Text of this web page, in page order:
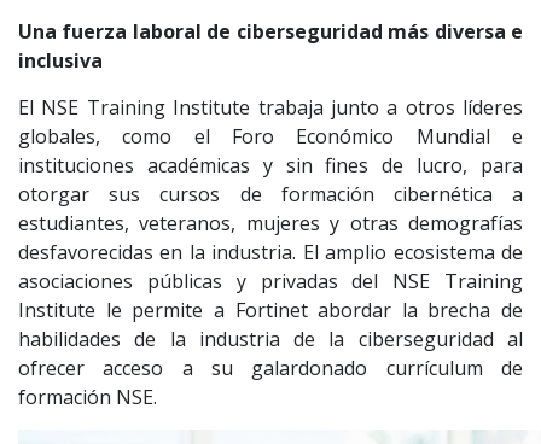
Una fuerza laboral de ciberseguridad más diversa e
inclusiva
El NSE Training Institute trabaja junto a otros líderes
globales, como el Foro Económico Mundial e
instituciones académicas y sin fines de lucro, para
otorgar sus cursos de formación cibernética a
estudiantes, veteranos, mujeres y otras demografías
desfavorecidas en la industria. El amplio ecosistema de
asociaciones públicas y privadas del NSE Training
Institute le permite a Fortinet abordar la brecha de
habilidades de la industria de la ciberseguridad al
ofrecer acceso a su galardonado currículum de
formación NSE.